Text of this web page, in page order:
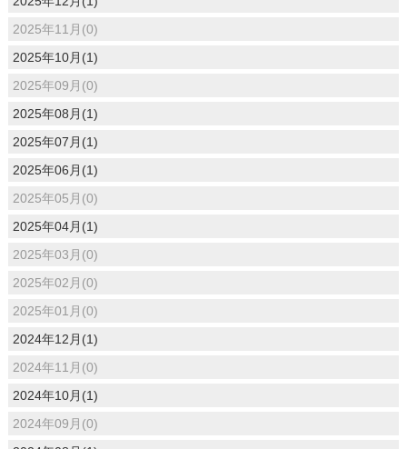
2025年11月(0)
2025年10月(1)
2025年09月(0)
2025年08月(1)
2025年07月(1)
2025年06月(1)
2025年05月(0)
2025年04月(1)
2025年03月(0)
2025年02月(0)
2025年01月(0)
2024年12月(1)
2024年11月(0)
2024年10月(1)
2024年09月(0)